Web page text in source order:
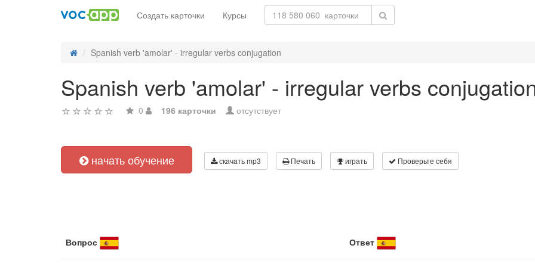
Создать карточки Курсы
Spanish verb 'amolar' - irregular verbs conjugation
Spanish verb 'amolar' - irregular verbs
0 196 карточки отсутствует
начать обучение скачать mp3 Печать играть Проверьте себя
Вопрос Ответ